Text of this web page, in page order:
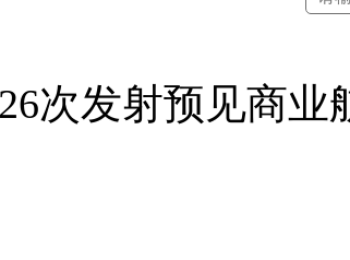
次发射预见商业